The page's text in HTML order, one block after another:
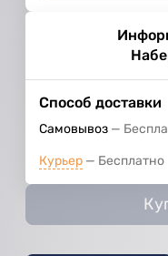
Способ доставки
Самовывоз
Курьер Бесплатно